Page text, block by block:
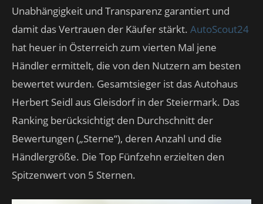
Unabhängigkeit und Transparenz garantiert und
damit das Vertrauen der Käufer stärkt. AutoScout24
hat heuer in Österreich zum vierten Mal jene
Händler ermittelt, die von den Nutzern am besten
bewertet wurden. Gesamtsieger ist das Autohaus
Herbert Seidl aus Gleisdorf in der Steiermark. Das
Ranking berücksichtigt den Durchschnitt der
Bewertungen („Sterne“), deren Anzahl und die
Händlergröße. Die Top Fünfzehn erzielten den
Spitzenwert von 5 Sternen.